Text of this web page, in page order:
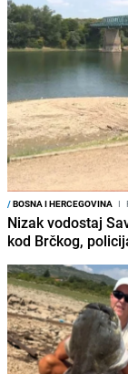
/BOSNA I HERCEGOVINA I
Nizak vodostaj
kod Brčkog,